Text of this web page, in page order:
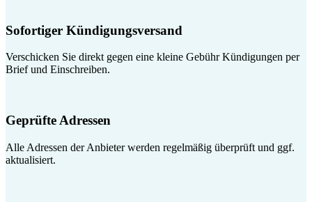
Sofortiger Kündigungsversand
Verschicken Sie direkt gegen eine kleine Gebühr Kündigungen per
Brief und Einschreiben.
Geprüfte Adressen
Alle Adressen der Anbieter werden regelmäßig überprüft und ggf.
aktualisiert.